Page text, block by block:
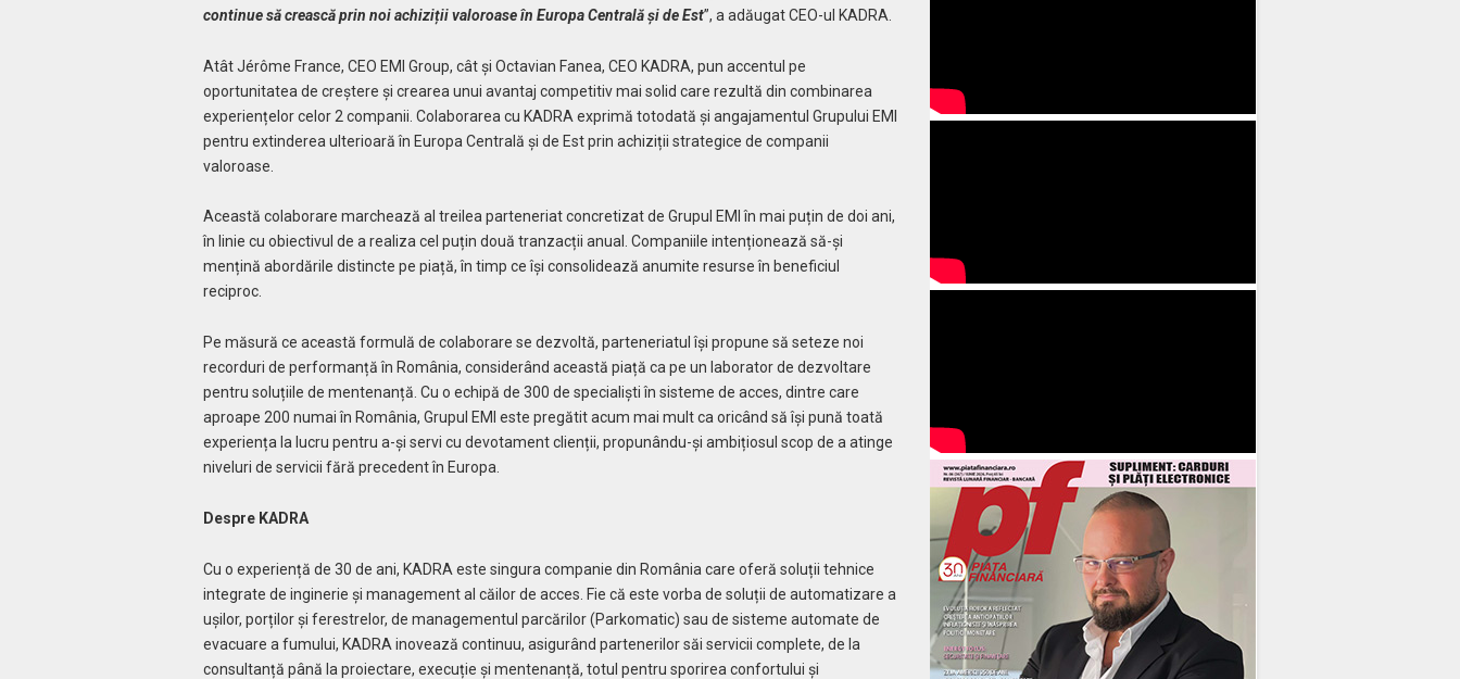
continue să crească prin noi achiziții valoroase în Europa Centrală și de Est”, a adăugat CEO-ul KADRA.
Atât Jérôme France, CEO EMI Group, cât și Octavian Fanea, CEO KADRA, pun accentul pe
oportunitatea de creștere și crearea unui avantaj competitiv mai solid care rezultă din combinarea
experiențelor celor 2 companii. Colaborarea cu KADRA exprimă totodată și angajamentul Grupului EMI
pentru extinderea ulterioară în Europa Centrală și de Est prin achiziții strategice de companii
valoroase.
Această colaborare marchează al treilea parteneriat concretizat de Grupul EMI în mai puțin de doi ani,
în linie cu obiectivul de a realiza cel puțin două tranzacții anual. Companiile intenționează să-și
mențină abordările distincte pe piață, în timp ce își consolidează anumite resurse în beneficiul
reciproc.
Pe măsură ce această formulă de colaborare se dezvoltă, parteneriatul își propune să seteze noi
recorduri de performanță în România, considerând această piață ca pe un laborator de dezvoltare
pentru soluțiile de mentenanță. Cu o echipă de 300 de specialiști în sisteme de acces, dintre care
aproape 200 numai în România, Grupul EMI este pregătit acum mai mult ca oricând să își pună toată
experiența la lucru pentru a-și servi cu devotament clienții, propunându-și ambițiosul scop de a atinge
niveluri de servicii fără precedent în Europa.
Despre KADRA
Cu o experiență de 30 de ani, KADRA este singura companie din România care oferă soluții tehnice
integrate de inginerie și management al căilor de acces. Fie că este vorba de soluții de automatizare a
ușilor, porților și ferestrelor, de managementul parcărilor (Parkomatic) sau de sisteme automate de
evacuare a fumului, KADRA inovează continuu, asigurând partenerilor săi servicii complete, de la
consultanță până la proiectare, execuție și mentenanță, totul pentru sporirea confortului și